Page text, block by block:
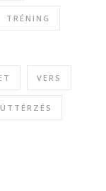
TRÉNING
VERS